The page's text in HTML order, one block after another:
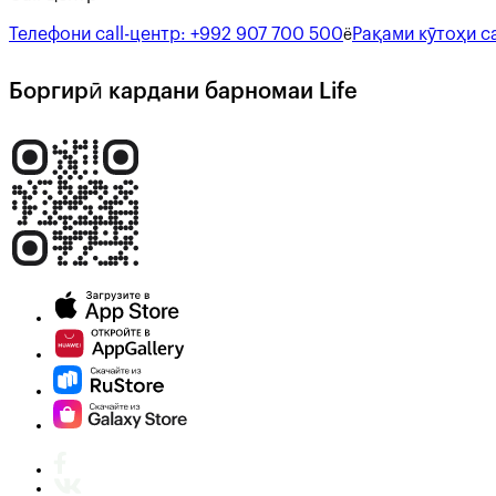
Телефони call-центр: +992 907 700 500ёРақами кӯтоҳи
Боргирӣ кардани барномаи Life